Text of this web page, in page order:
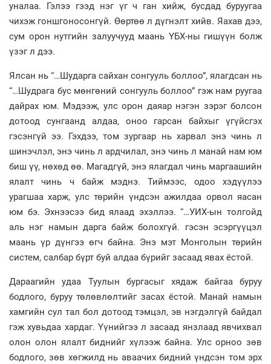
уналаа. Гэлээ гээд нэг үг ч ган хийж, бусдад буруугаа
чихэж гоншгоносонгүй. Өөртөө л дүгнэлт хийв. Яахав дээ,
сум орон нутгийн залуучууд маань ҮБХ-ны гишүүн болж
үзэг л дээ.
Ялсан нь “…Шударга сайхан сонгууль боллоо”, ялагдсан нь
“…Шудрага бус мөнгөний сонгууль боллоо” гэж нам руугаа
дайрах юм. Мэдээж, улс орон даяар нэгэн зэрэг болсон
дотоод сунгаанд алдаа, оноо гарсан байхыг үгүйсгэх
гэсэнгүй ээ. Гэхдээ, том зургаар нь харвал энэ чинь л
шинэчлэл, энэ чинь л ардчилал, энэ чинь л манай нам юм
биш үү, нөхөд өө. Магадгүй, энэ ялагдал чинь маргаашийн
ялалт чинь ч байж мэднэ. Тиймээс, одоо хэдүүлээ
урагшаа харж, улс төрийн үндсэн ажилдаа орвол яасан
юм бэ. Эхнээсээ бид ялаад эхэллээ. “…УИХ-ын толгойд
аль нэг намын дарга байж болохгүй. гэсэн эсэргүүцэл
маань үр дүнгээ өгч байна. Энэ мэт Монголын төрийн
систем, салбар бүрт буй алдаа бүрийг засаад явах ёстой.
Дараагийн удаа Туулын бургасыг хядаж байгаа буруу
бодлого, буруу төлөвлөлтийг засах ёстой. Манай намын
хамгийн сул тал бол дотоод тэмцэл, эв нэгдэлгүй байдал
гэж хувьдаа хардаг. Үүнийгээ л засаад янзлаад явчихвал
олон олон ялалт биднийг хүлээж байна. Улс орноо зөв
бодлого, зөв хөгжилд нь аваачих бидний үндсэн том эрх